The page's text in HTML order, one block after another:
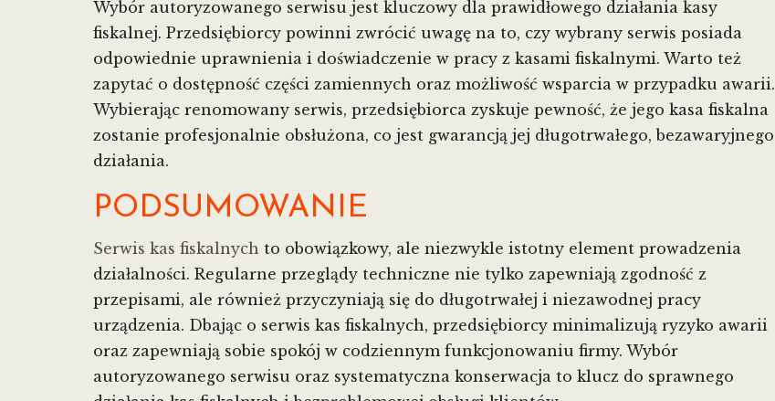
Wybór autoryzowanego serwisu jest kluczowy dla prawidłowego działania kasy
fiskalnej. Przedsiębiorcy powinni zwrócić uwagę na to, czy wybrany serwis posiada
odpowiednie uprawnienia i doświadczenie w pracy z kasami fiskalnymi. Warto też
zapytać o dostępność części zamiennych oraz możliwość wsparcia w przypadku awarii.
Wybierając renomowany serwis, przedsiębiorca zyskuje pewność, że jego kasa fiskalna
zostanie profesjonalnie obsłużona, co jest gwarancją jej długotrwałego, bezawaryjnego
działania.
PODSUMOWANIE
Serwis kas fiskalnych to obowiązkowy, ale niezwykle istotny element prowadzenia
działalności. Regularne przeglądy techniczne nie tylko zapewniają zgodność z
przepisami, ale również przyczyniają się do długotrwałej i niezawodnej pracy
urządzenia. Dbając o serwis kas fiskalnych, przedsiębiorcy minimalizują ryzyko awarii
oraz zapewniają sobie spokój w codziennym funkcjonowaniu firmy. Wybór
autoryzowanego serwisu oraz systematyczna konserwacja to klucz do sprawnego